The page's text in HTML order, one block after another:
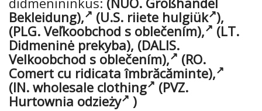
Bekleidung),
(U.S. riiete hulgiük ),
(PLG. Veľkoobchod s oblečením),
(LT.
Didmeninė prekyba), (DALIS.
Velkoobchod s oblečením),
(RO.
Comert cu ridicata îmbrăcăminte),
(IN. wholesale clothing
(PVZ.
Hurtownia odzieży
)